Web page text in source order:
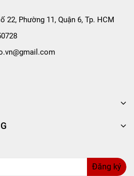
22, Phường 11, Quận 6, Tp. HCM
Đăng ký